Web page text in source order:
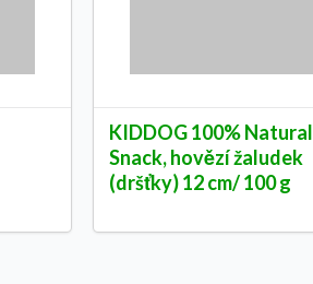
KIDDOG 100% Natural
Snack, hovězí žaludek
(dršťky) 12 cm/ 100 g